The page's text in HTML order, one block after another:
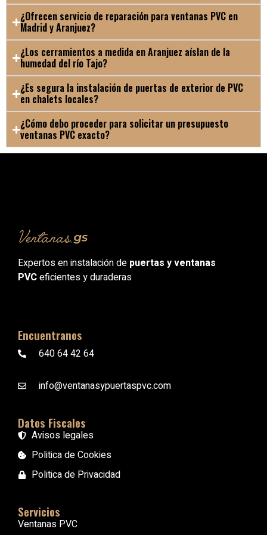
¿Ofrecen servicio de reparación para ventanas PVC en
Madrid y Aranjuez?
¿Los cerramientos a medida en Aranjuez aíslan de la
humedad del río Tajo?
¿Es segura la instalación de puertas de exterior de PVC
en chalets locales?
¿Cómo debo proceder para solicitar un presupuesto
ventanas PVC exacto?
Expertos en instalación de puertas y ventanas
PVCeficientes y duraderas
Encuentranos
640 64 42 64
info@ventanasypuertaspvc.com
Datos Fiscales
Avisos legales
Politica de Cookies
Politica de Privacidad
Servicios
Ventanas PVC